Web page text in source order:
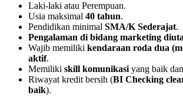
Laki-laki atau Perempuan.
Usia maksimal 40 tahun.
Pendidikan minimal SMA/K Sederajat.
Pengalaman di bidang marketing
Wajib memiliki kendaraan roda dua
aktif.
Memiliki skill komunikasi yang baik
Riwayat kredit bersih (BI Checking
baik).